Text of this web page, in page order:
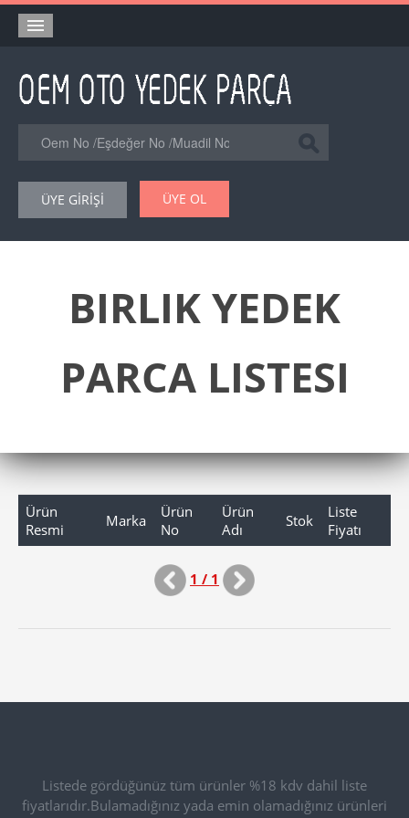
Orjinal Yedek Parça
Eşdeğer Muadil Yedek Parça
Şase Numarası VIN Yedekparça Sorgulama
Hakkımızda
ÜYE GİRİŞİ ÜYE OL
BIRLIK YEDEK
PARCA LISTESI
Ürün
Resmi
Marka
Ürün
No
Ürün
Adı
Stok
Liste
Fiyatı
1 / 1
Listede gördüğünüz tüm ürünler %18 kdv dahil liste
fiyatlarıdır.Bulamadığınız yada emin olamadığınız ürünleri